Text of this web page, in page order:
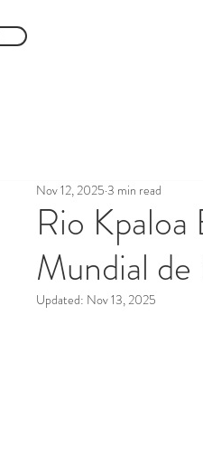
Rio
Mundial
Nov 12, 2025 3 min read
Updated: Nov 13, 2025